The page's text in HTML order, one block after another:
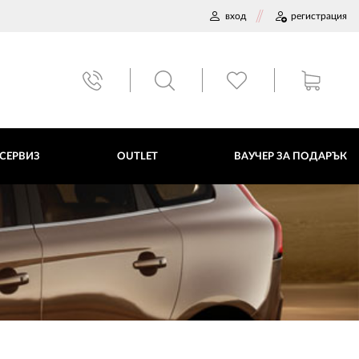
вход регистрация
OUTLET ВАУЧЕР ЗА ПОДАРЪК